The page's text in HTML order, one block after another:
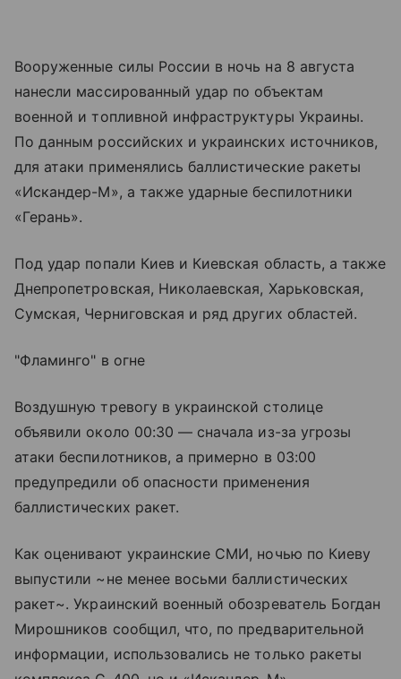
Вооруженные силы России в ночь на 8 августа
нанесли массированный удар по объектам
военной и топливной инфраструктуры Украины.
По данным российских и украинских источников,
для атаки применялись баллистические ракеты
«Искандер-М», а также ударные беспилотники
«Герань».
Под удар попали Киев и Киевская область, а также
Днепропетровская, Николаевская, Харьковская,
Сумская, Черниговская и ряд других областей.
"Фламинго" в огне
Воздушную тревогу в украинской столице
объявили около 00:30 — сначала из-за угрозы
атаки беспилотников, а примерно в 03:00
предупредили об опасности применения
баллистических ракет.
Как оценивают украинские СМИ, ночью по Киеву
выпустили ~не менее восьми баллистических
ракет~. Украинский военный обозреватель Богдан
Мирошников сообщил, что, по предварительной
информации, использовались не только ракеты